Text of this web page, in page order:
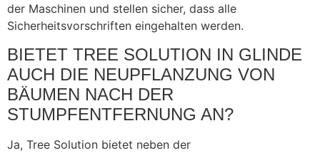
der Maschinen und stellen sicher, dass alle
Sicherheitsvorschriften eingehalten werden.
BIETET TREE SOLUTION IN GLINDE
AUCH DIE NEUPFLANZUNG VON
BÄUMEN NACH DER
STUMPFENTFERNUNG AN?
Ja, Tree Solution bietet neben der